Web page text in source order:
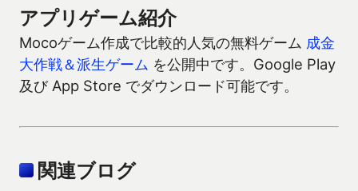
アプリゲーム紹介
Mocoゲーム作成で比較的人気の無料ゲーム 成金
大作戦＆派生ゲーム を公開中です。Google Play
及び App Store でダウンロード可能です。
関連ブログ